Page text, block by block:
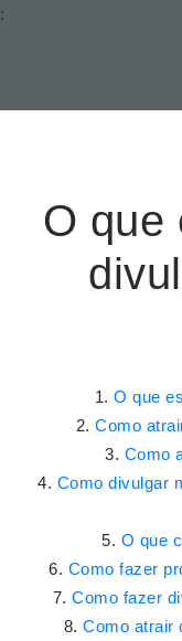
:
O que
O que
Como
Como
Como divulgar
O que
Como fazer
Como fazer
Como atrair